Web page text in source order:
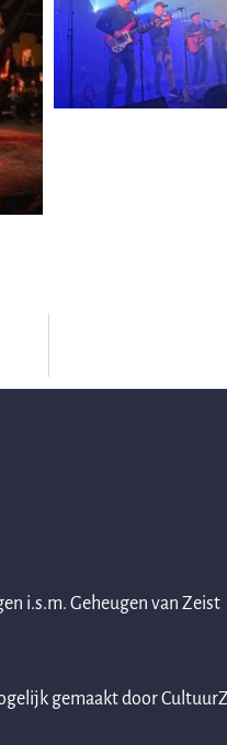
i.s.m. Geheugen van Zeist
gemaakt door